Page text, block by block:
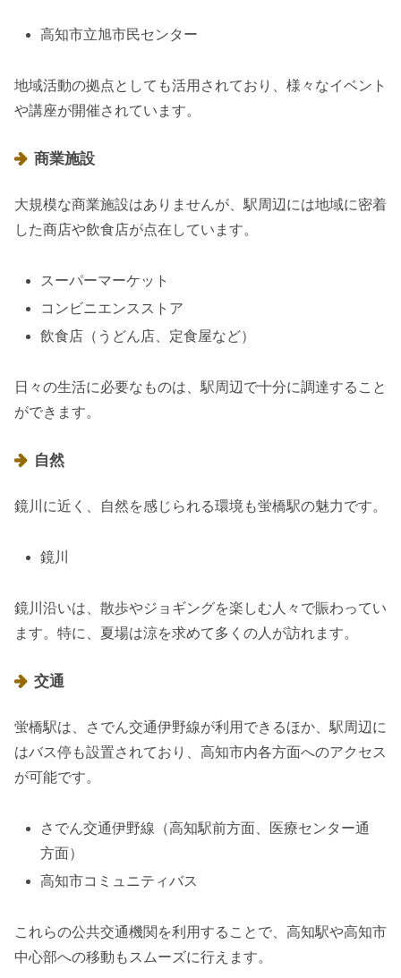
高知市立旭市民センター
地域活動の拠点としても活用されており、様々なイベント
や講座が開催されています。
商業施設
大規模な商業施設はありませんが、駅周辺には地域に密着
した商店や飲食店が点在しています。
スーパーマーケット
コンビニエンスストア
飲食店（うどん店、定食屋など）
日々の生活に必要なものは、駅周辺で十分に調達すること
ができます。
自然
鏡川に近く、自然を感じられる環境も蛍橋駅の魅力です。
鏡川
鏡川沿いは、散歩やジョギングを楽しむ人々で賑わってい
ます。特に、夏場は涼を求めて多くの人が訪れます。
交通
蛍橋駅は、さでん交通伊野線が利用できるほか、駅周辺に
はバス停も設置されており、高知市内各方面へのアクセス
が可能です。
さでん交通伊野線（高知駅前方面、医療センター通
方面）
高知市コミュニティバス
これらの公共交通機関を利用することで、高知駅や高知市
中心部への移動もスムーズに行えます。